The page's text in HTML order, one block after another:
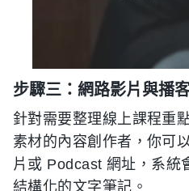
步驟三：網路影片與播
針對需要整理線上課程重
素材的內容創作者，你可
片或 Podcast 網址，系統
結構化的文字筆記。